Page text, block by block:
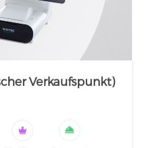
Verkaufspunkt)